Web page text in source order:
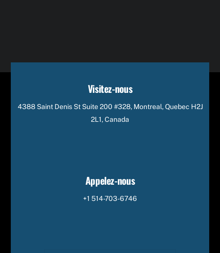
Visitez-nous
4388 Saint Denis St Suite 200 #328, Montreal, Quebec H2J
2L1, Canada
Appelez-nous
+1 514-703-6746